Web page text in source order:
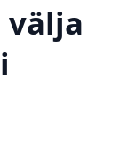
välja